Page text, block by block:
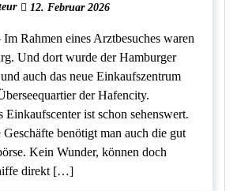
12. Februar 2026
Rahmen eines Arztbesuches waren
Und dort wurde der Hamburger
auch das neue Einkaufszentrum
der Hafencity.
Einkaufscenter ist schon sehenswert.
benötigt man auch die gut
Kein Wunder, können doch
direkt […]